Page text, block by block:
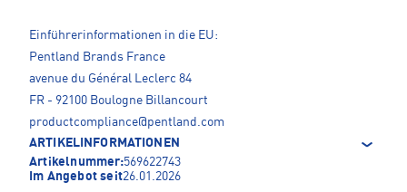
Einführerinformationen in die EU:
Pentland Brands France
avenue du Général Leclerc 84
FR - 92100 Boulogne Billancourt
productcompliance@pentland.com
ARTIKELINFORMATIONEN
Artikelnummer:569622743
Im Angebot seit26.01.2026